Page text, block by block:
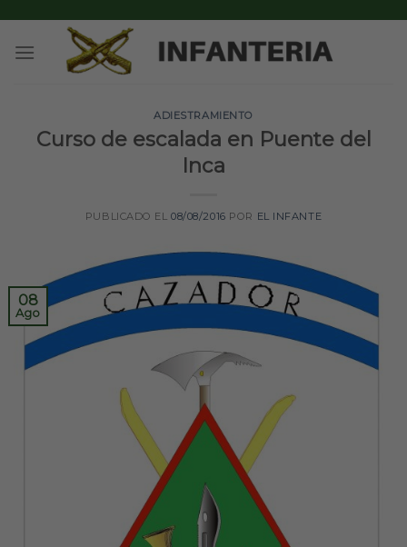
content
ADIESTRAMIENTO
Curso de escalada en Puente del
Inca
PUBLICADO EL08/08/2016 POR EL INFANTE
08
Ago